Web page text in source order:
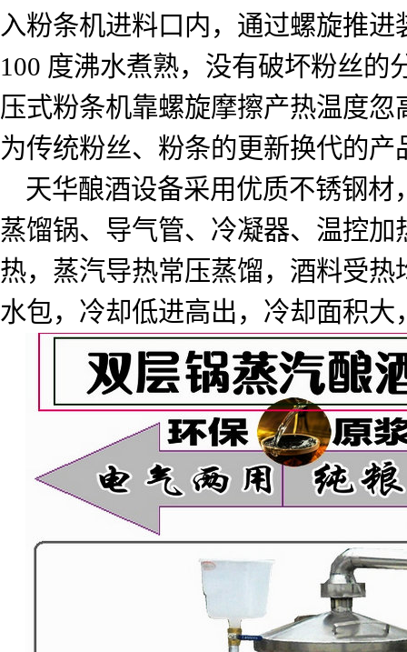
入粉条机进料口内，通过螺旋推
100 度沸水煮熟，没有破坏粉丝的
压式粉条机靠螺旋摩擦产热温度
为传统粉丝、粉条的更新换代的
天华酿酒设备采用优质不锈钢
蒸馏锅、导气管、冷凝器、温控
热，蒸汽导热常压蒸馏，酒料受
水包，冷却低进高出，冷却面积